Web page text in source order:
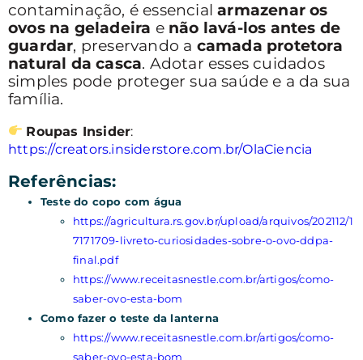
contaminação, é essencialarmazenar os
ovos na geladeira e não lavá-los antes de
guardar, preservando a camada protetora
natural da casca. Adotar esses cuidados
simples pode proteger sua saúde e a da sua
família.
Roupas Insider:
https://creators.insiderstore.com.br/OlaCiencia
Referências:
Teste do copo com água
https://agricultura.rs.gov.br/upload/arquivos/202112/1
7171709-livreto-curiosidades-sobre-o-ovo-ddpa-
final.pdf
https://www.receitasnestle.com.br/artigos/como-
saber-ovo-esta-bom
Como fazer o teste da lanterna
https://www.receitasnestle.com.br/artigos/como-
saber-ovo-esta-bom